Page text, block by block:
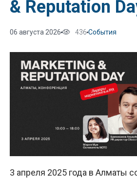
& Reputation
06 августа 2026 436 События
3 апреля 2025 года в Алматы